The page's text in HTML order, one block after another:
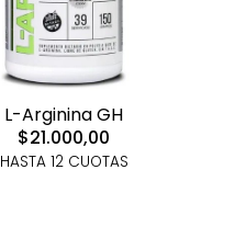
L-Arginina GH
$21.000,00
HASTA 12 CUOTAS